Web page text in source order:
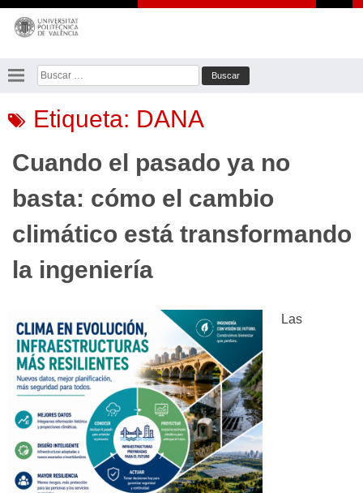
Saltar
contenido
Buscar:
Etiqueta: DANA
Cuando el pasado ya no
basta: cómo el cambio
climático está transformando
la ingeniería
Las